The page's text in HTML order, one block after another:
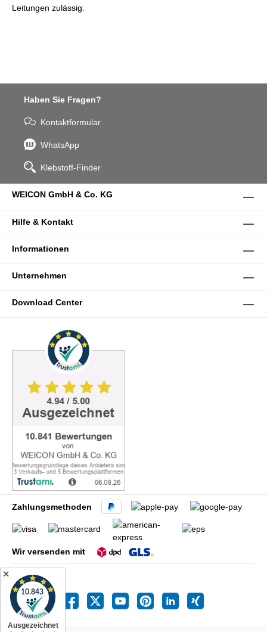
Leitungen zulässig.
Haben Sie Fragen?
Kontaktformular
WhatsApp
Klebstoff-Finder
WEICON GmbH & Co. KG
Hilfe & Kontakt
Informationen
Unternehmen
Download Center
Zahlungsmethoden
Wir versenden mit
✕